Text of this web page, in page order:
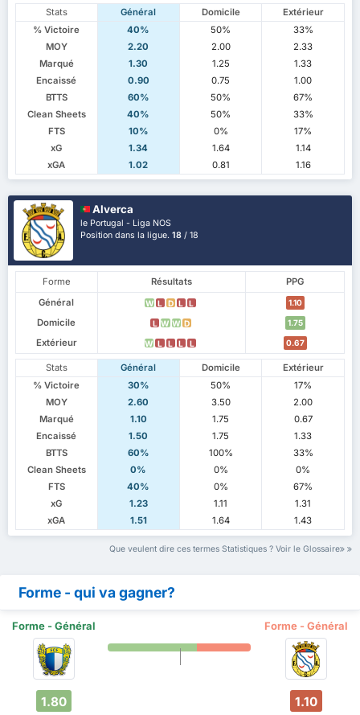
Stats Général Domicile
Extérieur
% Victoire
40% 50%
33%
MOY
2.20 2.00
2.33
Marqué
1.30 1.25
1.33
Encaissé
0.90 0.75
1.00
BTTS
60% 50%
67%
Clean Sheets
40% 50%
33%
FTS
10% 0%
17%
xG
1.34 1.64
1.14
xGA
1.02 0.81 1.16
Alverca
le Portugal - Liga NOS
Position dans la ligue.18 / 18
Forme Résultats
PPG
Général
W L D L L 1.10
Domicile L W W D 1.75
Extérieur W L L L L 0.67
Stats Général Domicile
Extérieur
% Victoire
30% 50%
17%
MOY
2.60 3.50
2.00
Marqué
1.10 1.75
0.67
Encaissé
1.50 1.75
1.33
BTTS
60% 100%
33%
Clean Sheets
0% 0%
0%
FTS
40% 0%
67%
xG
1.23 1.11
1.31
xGA
1.51 1.64 1.43
Que veulent dire ces termes Statistiques ? Voir le Glossaire
Forme - qui va gagner?
Forme - Général Forme - Général
1.80 1.10